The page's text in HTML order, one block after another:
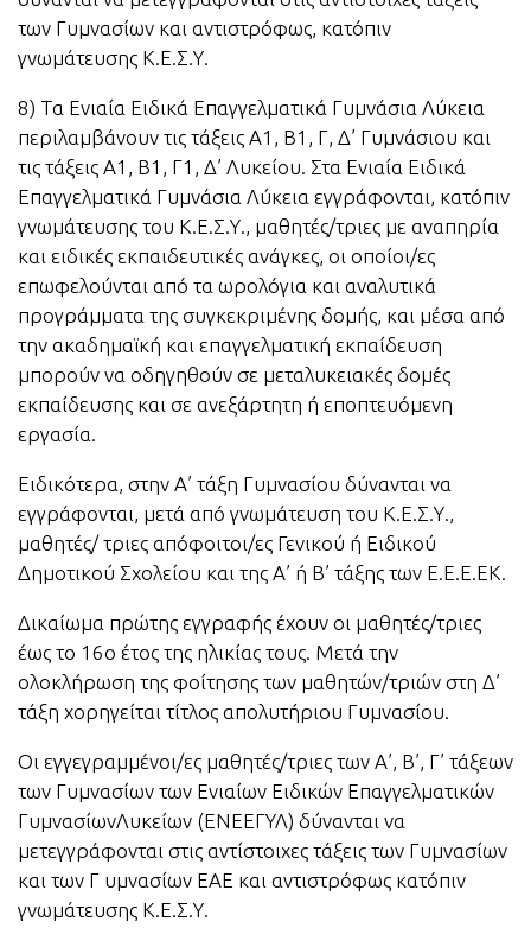
των Γυμνασίων και αντιστρόφως, κατόπιν
γνωμάτευσης Κ.Ε.Σ.Υ.
8) Τα Ενιαία Ειδικά Επαγγελματικά Γυμνάσια Λύκεια
περιλαμβάνουν τις τάξεις Α1, Β1, Γ, Δ’ Γυμνάσιου και
τις τάξεις Α1, Β1, Γ1, Δ’ Λυκείου. Στα Ενιαία Ειδικά
Επαγγελματικά Γυμνάσια Λύκεια εγγράφονται, κατόπιν
γνωμάτευσης του Κ.Ε.Σ.Υ., μαθητές/τριες με αναπηρία
και ειδικές εκπαιδευτικές ανάγκες, οι οποίοι/ες
επωφελούνται από τα ωρολόγια και αναλυτικά
προγράμματα της συγκεκριμένης δομής, και μέσα από
την ακαδημαϊκή και επαγγελματική εκπαίδευση
μπορούν να οδηγηθούν σε μεταλυκειακές δομές
εκπαίδευσης και σε ανεξάρτητη ή εποπτευόμενη
εργασία.
Ειδικότερα, στην Α’ τάξη Γυμνασίου δύνανται να
εγγράφονται, μετά από γνωμάτευση του Κ.Ε.Σ.Υ.,
μαθητές/ τριες απόφοιτοι/ες Γενικού ή Ειδικού
Δημοτικού Σχολείου και της Α’ ή Β’ τάξης των Ε.Ε.Ε.ΕΚ.
Δικαίωμα πρώτης εγγραφής έχουν οι μαθητές/τριες
έως το 16ο έτος της ηλικίας τους. Μετά την
ολοκλήρωση της φοίτησης των μαθητών/τριών στη Δ’
τάξη χορηγείται τίτλος απολυτήριου Γυμνασίου.
Οι εγγεγραμμένοι/ες μαθητές/τριες των Α’, Β’, Γ’ τάξεων
των Γυμνασίων των Ενιαίων Ειδικών Επαγγελματικών
ΓυμνασίωνΛυκείων (ΕΝΕΕΓΥΛ) δύνανται να
μετεγγράφονται στις αντίστοιχες τάξεις των Γυμνασίων
και των Γ υμνασίων ΕΑΕ και αντιστρόφως κατόπιν
γνωμάτευσης Κ.Ε.Σ.Υ.